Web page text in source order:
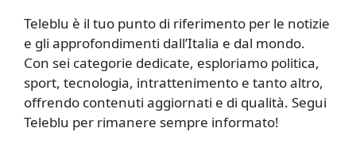
Teleblu è il tuo punto di riferimento per le notizie
e gli approfondimenti dall’Italia e dal mondo.
Con sei categorie dedicate, esploriamo politica,
sport, tecnologia, intrattenimento e tanto altro,
offrendo contenuti aggiornati e di qualità. Segui
Teleblu per rimanere sempre informato!